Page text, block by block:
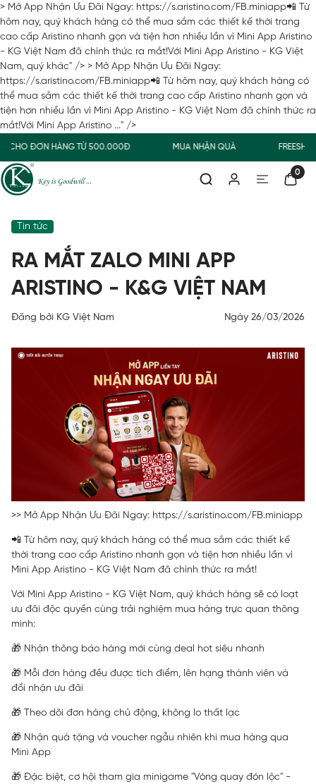
> Mở App Nhận Ưu Đãi Ngay: https://s.aristino.com/FB.miniapp📲 Từ
hôm nay, quý khách hàng có thể mua sắm các thiết kế thời trang
cao cấp Aristino nhanh gọn và tiện hơn nhiều lần vì Mini App Aristino
- KG Việt Nam đã chính thức ra mắt!Với Mini App Aristino - KG Việt
Nam, quý khác" /> > Mở App Nhận Ưu Đãi Ngay:
https://s.aristino.com/FB.miniapp📲 Từ hôm nay, quý khách hàng có
thể mua sắm các thiết kế thời trang cao cấp Aristino nhanh gọn và
tiện hơn nhiều lần vì Mini App Aristino - KG Việt Nam đã chính thức ra
mắt!Với Mini App Aristino ..." />
CHO ĐƠN HÀNG TỪ 500.000Đ MUA NHẬN QUÀ
0
Tin tức
RA MẮT ZALO MINI APP
ARISTINO - K&G VIỆT NAM
Đăng bởi KG Việt Nam Ngày 26/03/2026
>> Mở App Nhận Ưu Đãi Ngay: https://s.aristino.com/FB.miniapp
📲 Từ hôm nay, quý khách hàng có thể mua sắm các thiết kế
thời trang cao cấp Aristino nhanh gọn và tiện hơn nhiều lần vì
Mini App Aristino - KG Việt Nam đã chính thức ra mắt!
Với Mini App Aristino - KG Việt Nam, quý khách hàng sẽ có loạt
ưu đãi độc quyền cùng trải nghiệm mua hàng trực quan thông
minh:
🎁 Nhận thông báo hàng mới cùng deal hot siêu nhanh
🎁 Mỗi đơn hàng đều được tích điểm, lên hạng thành viên và
đổi nhận ưu đãi
🎁 Theo dõi đơn hàng chủ động, không lo thất lạc
🎁 Nhận quà tặng và voucher ngẫu nhiên khi mua hàng qua
Mini App
🎁 Đặc biệt, cơ hội tham gia minigame "Vòng quay đón lộc" -